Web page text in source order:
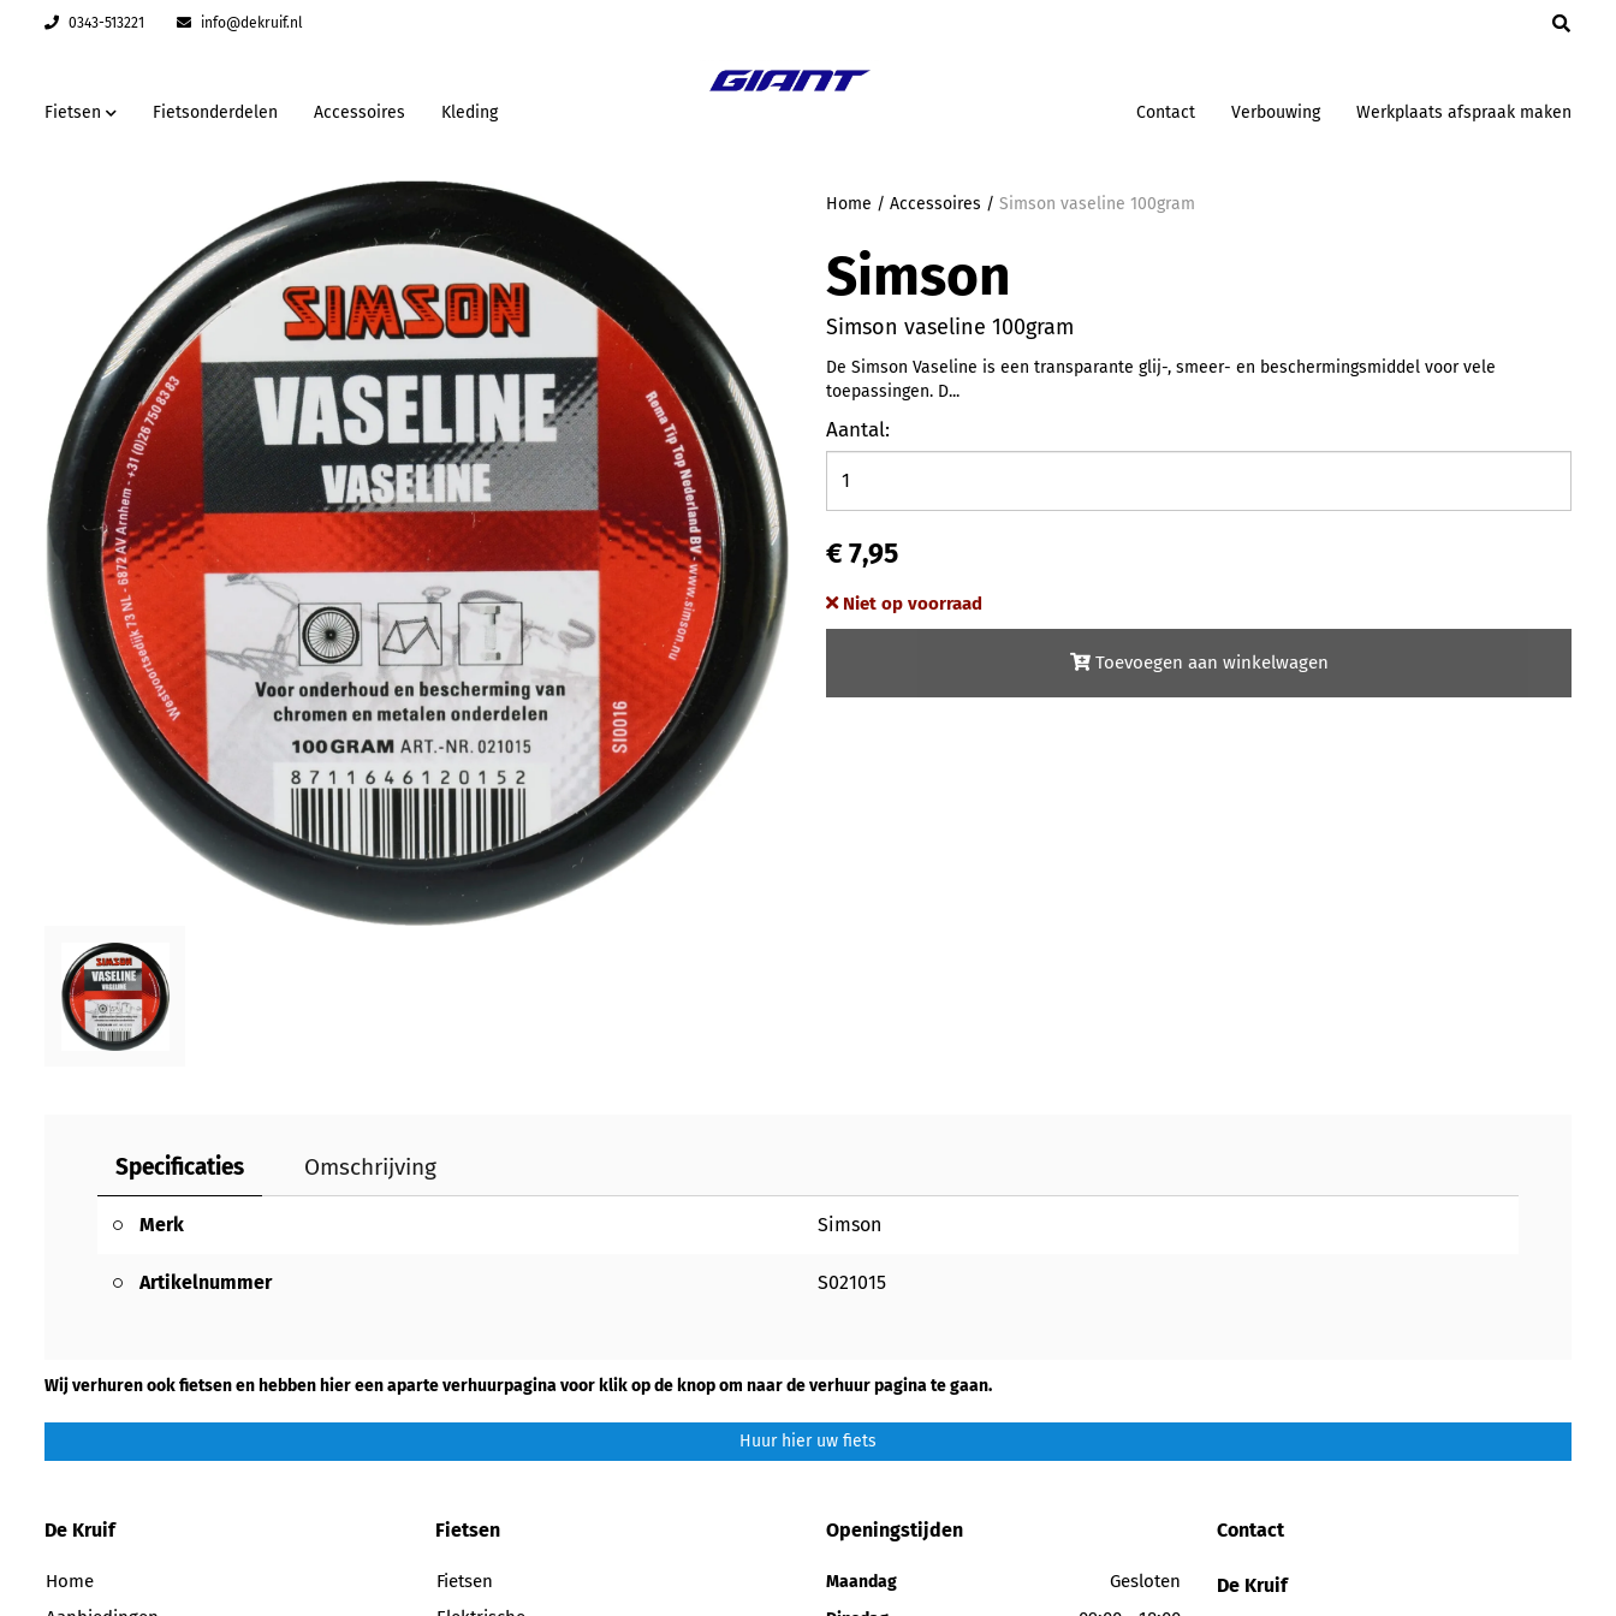
0343-513221 info@dekruif.nl
Fietsen Fietsonderdelen Accessoires Kleding Contact Verbouwing Werkplaats afspraak maken
Home / Accessoires / Simson vaseline 100gram
Simson
Simson vaseline 100gram
De Simson Vaseline is een transparante glij-, smeer- en beschermingsmiddel voor vele
toepassingen. D...
Aantal:
€ 7,95
Niet op voorraad
Toevoegen aan winkelwagen
Specificaties Omschrijving
Merk Simson
Artikelnummer S021015
Wij verhuren ook fietsen en hebben hier een aparte verhuurpagina voor klik op de knop om naar de verhuur pagina te gaan.
Huur hier uw fiets
De Kruif
Home
Fietsen
Fietsen
Openingstijden
Maandag Gesloten
Contact
De Kruif